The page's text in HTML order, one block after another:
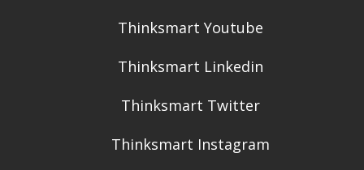
Thinksmart Youtube
Thinksmart Linkedin
Thinksmart Twitter
Thinksmart Instagram